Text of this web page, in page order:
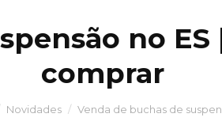
no
comprar
Novidades Venda de buchas de